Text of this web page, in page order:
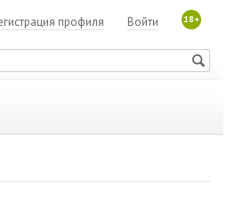
18+
Войти
профиля